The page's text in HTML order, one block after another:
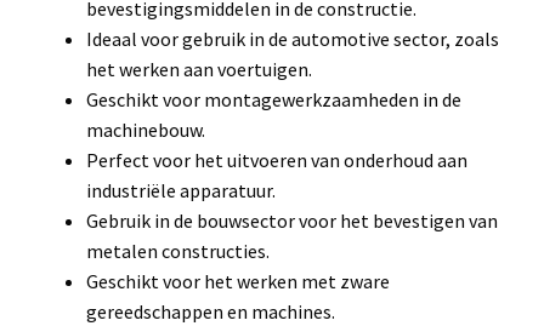
bevestigingsmiddelen in de constructie.
Ideaal voor gebruik in de automotive sector, zoals
het werken aan voertuigen.
Geschikt voor montagewerkzaamheden in de
machinebouw.
Perfect voor het uitvoeren van onderhoud aan
industriële apparatuur.
Gebruik in de bouwsector voor het bevestigen van
metalen constructies.
Geschikt voor het werken met zware
gereedschappen en machines.